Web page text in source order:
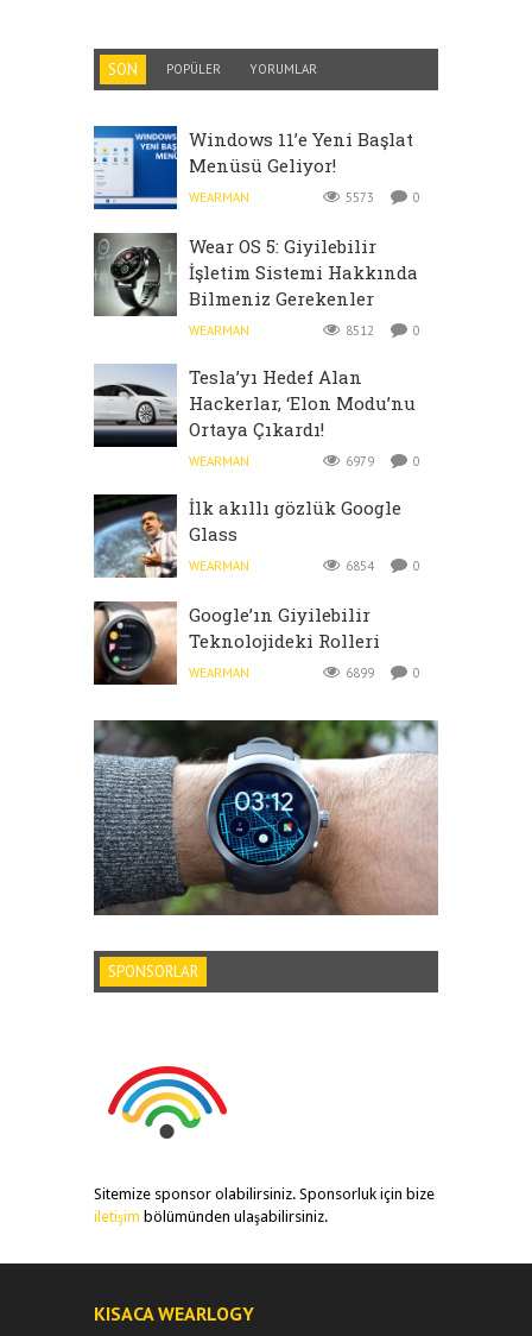
SON POPÜLER YORUMLAR
Windows 11’e Yeni Başlat
Menüsü Geliyor!
WEARMAN 5573 0
Wear OS 5: Giyilebilir
İşletim Sistemi Hakkında
Bilmeniz Gerekenler
WEARMAN 8512 0
Tesla’yı Hedef Alan
Hackerlar, ‘Elon Modu’nu
Ortaya Çıkardı!
WEARMAN 6979 0
İlk akıllı gözlük Google
Glass
WEARMAN 6854 0
Google’ın Giyilebilir
Teknolojideki Rolleri
WEARMAN 6899 0
SPONSORLAR
Sitemize sponsor olabilirsiniz. Sponsorluk için bize
iletişim bölümünden ulaşabilirsiniz.
KISACA WEARLOGY